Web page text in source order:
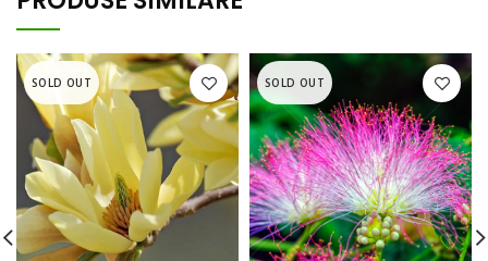
SOLD OUT SOLD OUT